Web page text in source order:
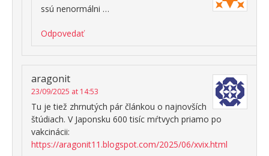
ssú nenormálni …
Odpovedať
aragonit
23/09/2025 at 14:53
Tu je tiež zhrnutých pár článkou o najnovších
štúdiach. V Japonsku 600 tisíc mŕtvych priamo po
vakcinácii:
https://aragonit11.blogspot.com/2025/06/xvix.html